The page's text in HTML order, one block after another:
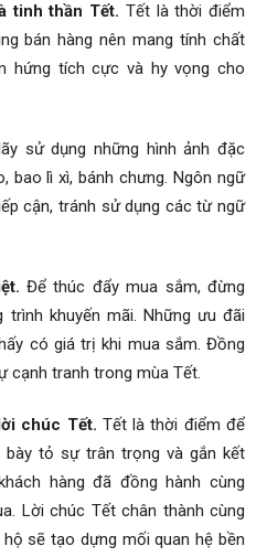
tinh thần Tết. Tết là thời điểm
bán hàng nên mang tính chất
hứng tích cực và hy vọng cho
sử dụng những hình ảnh đặc
bao lì xì, bánh chưng. Ngôn ngữ
cận, tránh sử dụng các từ ngữ
Để thúc đẩy mua sắm, đừng
khuyến mãi. Những ưu đãi
có giá trị khi mua sắm. Đồng
cạnh tranh trong mùa Tết.
chúc Tết. Tết là thời điểm để
tỏ sự trân trọng và gắn kết
hàng đã đồng hành cùng
Lời chúc Tết chân thành cùng
sẽ tạo dựng mối quan hệ bền